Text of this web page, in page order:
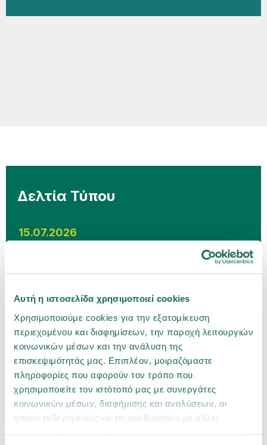
Αυτή η ιστοσελίδα χρησιμοποιεί cookies
Χρησιμοποιούμε cookies για την εξατομίκευση
περιεχομένου και διαφημίσεων, την παροχή λειτουργιών
κοινωνικών μέσων και την ανάλυση της
επισκεψιμότητάς μας. Επιπλέον, μοιραζόμαστε
πληροφορίες που αφορούν τον τρόπο που
χρησιμοποιείτε τον ιστότοπό μας με συνεργάτες
κοινωνικών μέσων, διαφήμισης και αναλύσεων, οι
οποίοι ενδεχομένως να τις συνδυάσουν με άλλες
Δελτία Τύπου
15.07.2026
Η Groupama Ασφαλιστική επέστρεψε σε
κεφαλαιακή επάρκεια
02.07.2026
Η Groupama Ασφαλιστική ανανεώνει την
πιστοποίηση Ethos Platinum με ιδιαίτερα
υψηλή επίδοση